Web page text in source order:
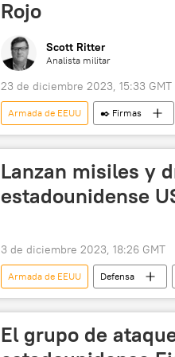
Rojo
Scott Ritter
Analista militar
23 de diciembre 2023, 15:33 GMT
Armada de EEUU ✒️ Firmas
seguridad
Lloyd Austin
📰 Crisis en el mar Rojo por ataques
Lanzan misiles y
estadounidense
3 de diciembre 2023, 18:26 GMT
Armada de EEUU Defensa
🌍 Oriente Medio
🛡️ Zonas
El grupo de